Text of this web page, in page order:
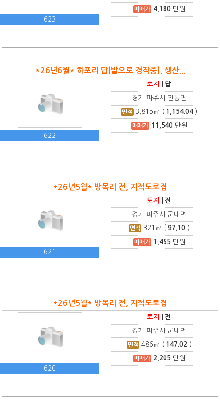
623
매매가 4,180만원
*26년6월* 하포리 답[밭으로 경작중], 생산...
622
토지 답
경기 파주시 진동면
면적 3,815 ㎡ ( 1,154.04 )
매매가 11,540만원
*26년5월* 방목리 전, 지적도로접
621
토지 |전
경기 파주시 군내면
면적 321 ㎡ (97.10 )
매매가 1,455 만원
*26년5월* 방목리 전, 지적도로접
620
토지 |전
경기 파주시 군내면
면적 486 ㎡ ( 147.02 )
매매가 2,205 만원